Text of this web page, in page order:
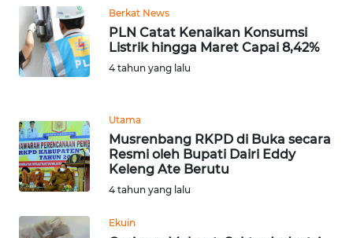
Berkat News
PLN Catat Kenaikan Konsumsi
Listrik hingga Maret Capai 8,42%
4 tahun yang lalu
Utama
Musrenbang RKPD di Buka secara
Resmi oleh Bupati Dairi Eddy
Keleng Ate Berutu
4 tahun yang lalu
Ekuin
TAPANULI
UTARA
WN
WN
PADANG
LAWAS
SUMEDANG